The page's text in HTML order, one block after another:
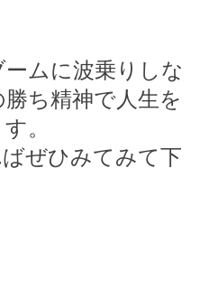
ムに波乗りしな
ち精神で人生を
。
ぜひみてみて下